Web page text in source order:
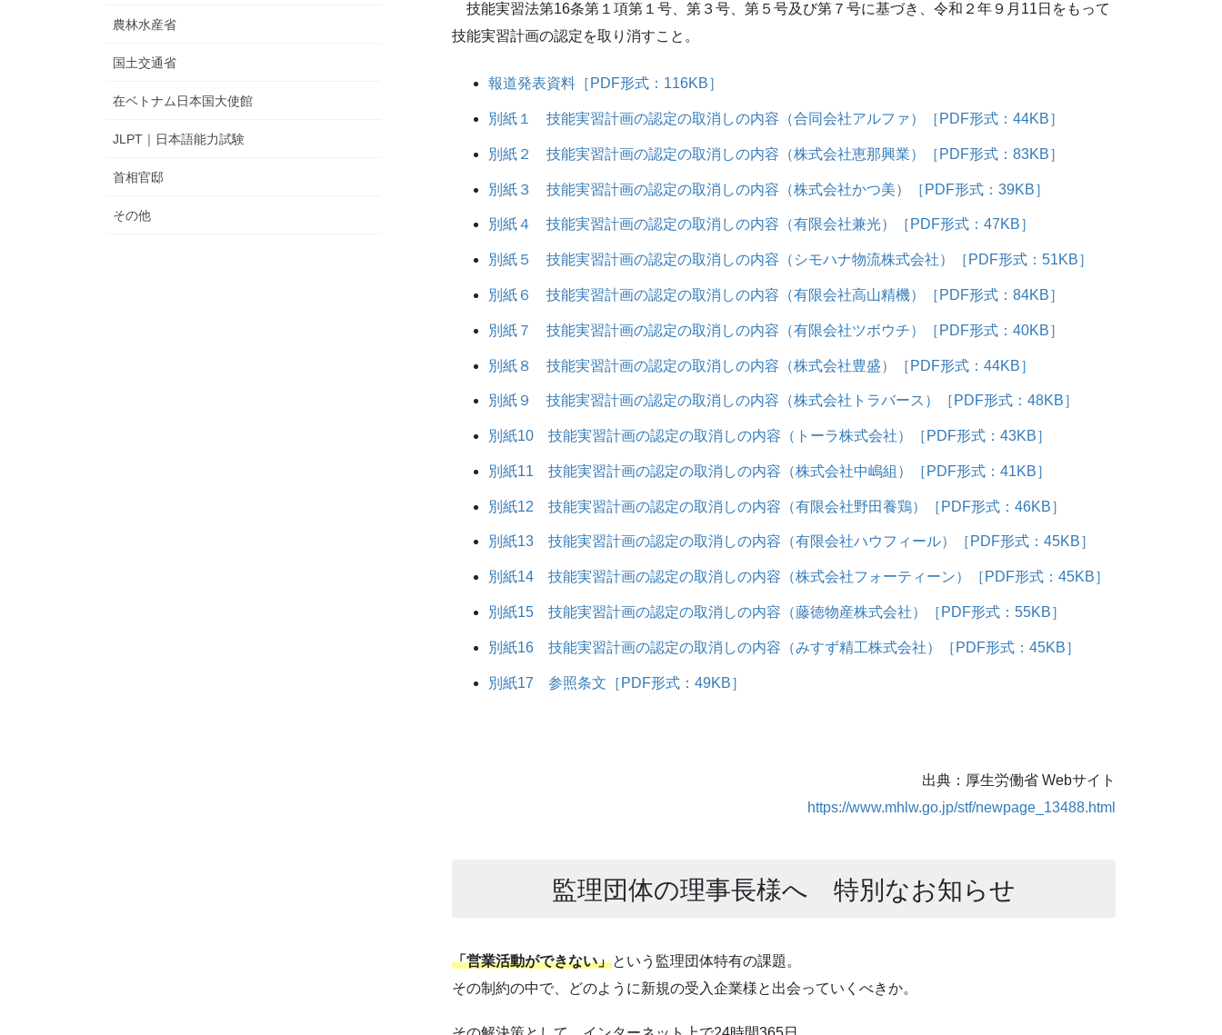
技能実習法第16条第１項第１号、第３号、第５号及び第７号に基づき、令和２年９月11日をもって
技能実習計画の認定を取り消すこと。
報道発表資料［PDF形式：116KB］
別紙１ 技能実習計画の認定の取消しの内容（合同会社アルファ）［PDF形式：44KB］
別紙２ 技能実習計画の認定の取消しの内容（株式会社恵那興業）［PDF形式：83KB］
別紙３ 技能実習計画の認定の取消しの内容（株式会社かつ美）［PDF形式：39KB］
別紙４ 技能実習計画の認定の取消しの内容（有限会社兼光）［PDF形式：47KB］
別紙５ 技能実習計画の認定の取消しの内容（シモハナ物流株式会社）［PDF形式：51KB］
別紙６ 技能実習計画の認定の取消しの内容（有限会社高山精機）［PDF形式：84KB］
別紙７ 技能実習計画の認定の取消しの内容（有限会社ツボウチ）［PDF形式：40KB］
別紙８ 技能実習計画の認定の取消しの内容（株式会社豊盛）［PDF形式：44KB］
別紙９ 技能実習計画の認定の取消しの内容（株式会社トラバース）［PDF形式：48KB］
別紙10 技能実習計画の認定の取消しの内容（トーラ株式会社）［PDF形式：43KB］
別紙11 技能実習計画の認定の取消しの内容（株式会社中嶋組）［PDF形式：41KB］
別紙12 技能実習計画の認定の取消しの内容（有限会社野田養鶏）［PDF形式：46KB］
別紙13 技能実習計画の認定の取消しの内容（有限会社ハウフィール）［PDF形式：45KB］
別紙14 技能実習計画の認定の取消しの内容（株式会社フォーティーン）［PDF形式：45KB］
別紙15 技能実習計画の認定の取消しの内容（藤徳物産株式会社）［PDF形式：55KB］
別紙16 技能実習計画の認定の取消しの内容（みすず精工株式会社）［PDF形式：45KB］
別紙17 参照条文［PDF形式：49KB］
出典：厚生労働省 Webサイト
https://www.mhlw.go.jp/stf/newpage_13488.html
監理団体の理事長様へ 特別なお知らせ
「営業活動ができない」という監理団体特有の課題。
その制約の中で、どのように新規の受入企業様と出会っていくべきか。
農林水産省
国土交通省
在ベトナム日本国大使館
JLPT｜日本語能力試験
首相官邸
その他